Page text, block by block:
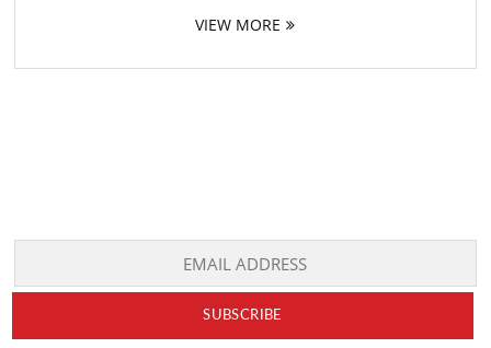
VIEW MORE